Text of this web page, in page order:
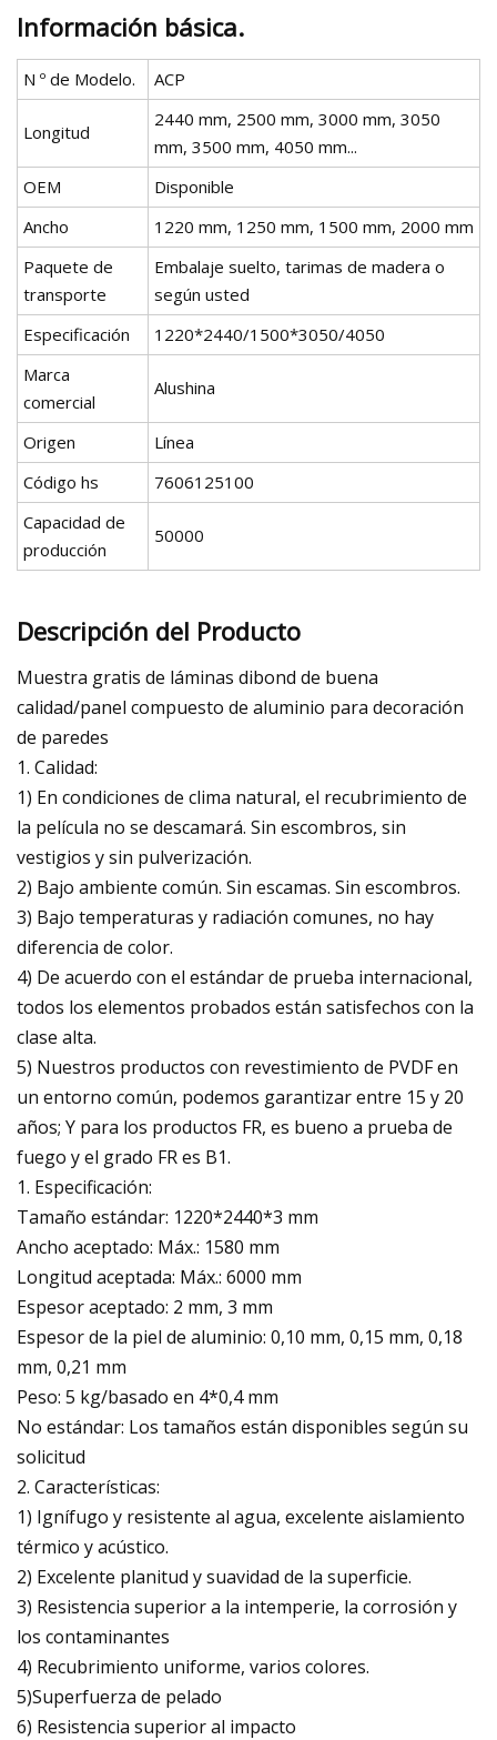
Información básica.
N º de Modelo. ACP
Longitud
2440 mm, 2500 mm, 3000 mm, 3050
mm, 3500 mm, 4050 mm...
OEM
Disponible
Ancho
1220 mm, 1250 mm, 1500 mm, 2000 mm
Paquete de
transporte
Embalaje suelto, tarimas de madera o
según usted
Especificación
1220*2440/1500*3050/4050
Marca
comercial
Alushina
Origen
Línea
Código hs
7606125100
Capacidad de
producción
50000
Descripción del Producto
Muestra gratis de láminas dibond de buena
calidad/panel compuesto de aluminio para decoración
de paredes
1. Calidad:
1) En condiciones de clima natural, el recubrimiento de
la película no se descamará. Sin escombros, sin
vestigios y sin pulverización.
2) Bajo ambiente común. Sin escamas. Sin escombros.
3) Bajo temperaturas y radiación comunes, no hay
diferencia de color.
4) De acuerdo con el estándar de prueba internacional,
todos los elementos probados están satisfechos con la
clase alta.
5) Nuestros productos con revestimiento de PVDF en
un entorno común, podemos garantizar entre 15 y 20
años; Y para los productos FR, es bueno a prueba de
fuego y el grado FR es B1.
1. Especificación:
Tamaño estándar: 1220*2440*3 mm
Ancho aceptado: Máx.: 1580 mm
Longitud aceptada: Máx.: 6000 mm
Espesor aceptado: 2 mm, 3 mm
Espesor de la piel de aluminio: 0,10 mm, 0,15 mm, 0,18
mm, 0,21 mm
Peso: 5 kg/basado en 4*0,4 mm
No estándar: Los tamaños están disponibles según su
solicitud
2. Características:
1) Ignífugo y resistente al agua, excelente aislamiento
térmico y acústico.
2) Excelente planitud y suavidad de la superficie.
3) Resistencia superior a la intemperie, la corrosión y
los contaminantes
4) Recubrimiento uniforme, varios colores.
5)Superfuerza de pelado
6) Resistencia superior al impacto